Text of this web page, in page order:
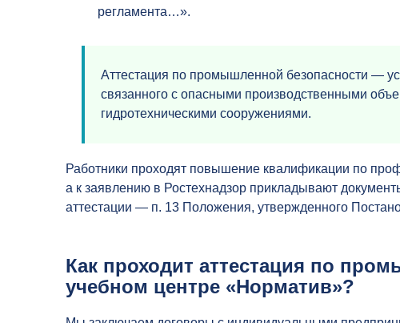
регламента…».
Аттестация по промышленной безопасности —
связанного с опасными производственными
гидротехническими сооружениями.
Работники проходят повышение квалификации по
а к заявлению в Ростехнадзор прикладывают
аттестации — п. 13 Положения, утвержденного
Как проходит аттестация по
учебном центре «Норматив»?